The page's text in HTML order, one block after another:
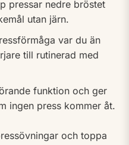
pressar nedre bröstet
utan järn.
var du än
till rutinerad med
funktion och ger
ingen press kommer åt.
och toppa